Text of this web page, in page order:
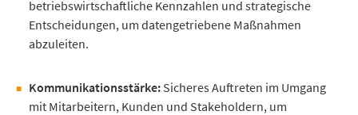
betriebswirtschaftliche Kennzahlen und strategische
Entscheidungen, um datengetriebene Maßnahmen
abzuleiten.
Kommunikationsstärke: Sicheres Auftreten im Umgang
mit Mitarbeitern, Kunden und Stakeholdern, um